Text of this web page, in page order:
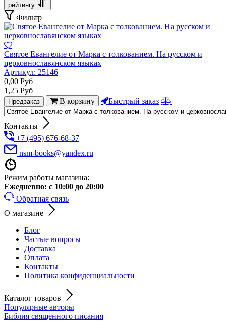
рейтингу
Фильтр
Святое Евангелие от Марка с толкованием. На русском и
церковнославянском языках
Артикул: 25146
0,00 Руб
1,25 Руб
Предзаказ В корзину Быстрый заказ
Контакты
+7 (495) 676-68-37
nsm-books@yandex.ru
Режим работы магазина:
Ежедневно: с 10:00 до 20:00
Обратная связь
О магазине
Блог
Частые вопросы
Доставка
Оплата
Контакты
Политика конфиденциальности
Каталог товаров
Популярные авторы
Библия священного писания